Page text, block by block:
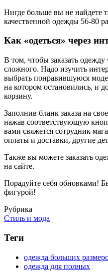
Нигде больше вы не найдете
качественной одежды 56-80
Как «одеться» через
В том, чтобы заказать одежду
сложного. Надо изучить
выбрать понравившуюся
на котором остановились, и
корзину.
Заполнив бланк заказа на
нажав соответствующую
вами свяжется сотрудник
оплаты и доставки, другие
Также вы можете заказать
на сайте.
Порадуйте себя обновками!
фигурой!
Рубрика
Стиль и мода
Теги
одежда больших
одежда для полных